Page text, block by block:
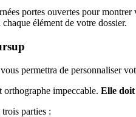
portes ouvertes pour
élément de votre dossier.
permettra de personnaliser
orthographe impeccable. Elle
parties :